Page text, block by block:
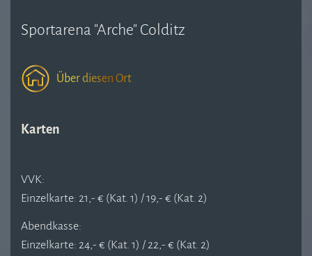
Sportarena "Arche" Colditz
Über diesen Ort
Karten
VVK:
Einzelkarte: 21,- € (Kat. 1) / 19,- € (Kat. 2)
Abendkasse:
Einzelkarte: 24,- € (Kat. 1) / 22,- € (Kat. 2)